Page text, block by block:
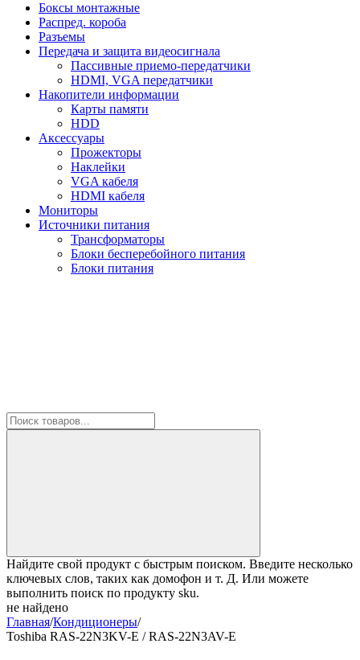
Боксы монтажные
Распред. короба
Разъемы
Передача и защита видеосигнала
Пассивные приемо-передатчики
HDMI, VGA передатчики
Накопители информации
Карты памяти
HDD
Аксессуары
Прожекторы
Наклейки
VGA кабеля
HDMI кабеля
Мониторы
Источники питания
Трансформаторы
Блоки бесперебойного питания
Блоки питания
Найдите свой продукт с быстрым поиском. Введите несколько
ключевых слов, таких как домофон и т. Д. Или можете
выполнить поиск по продукту sku.
не найдено
Главная/Кондиционеры/
Toshiba RAS-22N3KV-E / RAS-22N3AV-E